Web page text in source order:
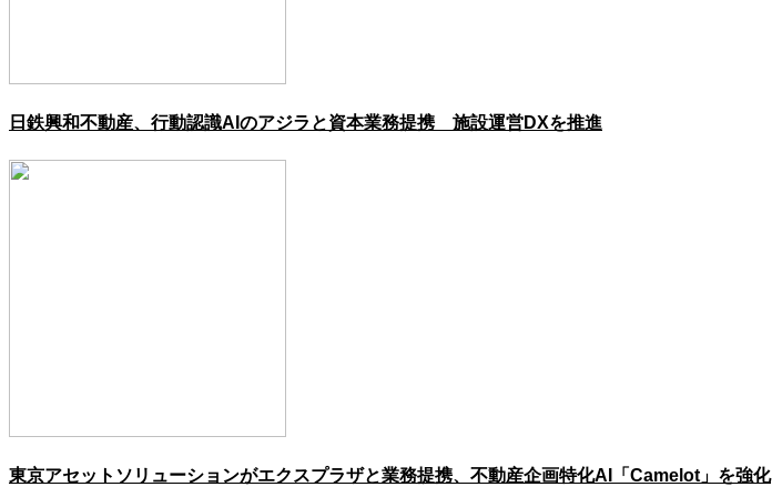
日鉄興和不動産、行動認識AIのアジラと資本業務提携 施設運営DXを推進
東京アセットソリューションがエクスプラザと業務提携、不動産企画特化AI「Camelot」を強化